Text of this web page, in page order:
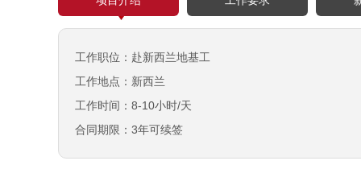
项目介绍 工作要求
工作职位：赴新西兰地基工
工作地点：新西兰
工作时间：8-10小时/天
合同期限：3年可续签